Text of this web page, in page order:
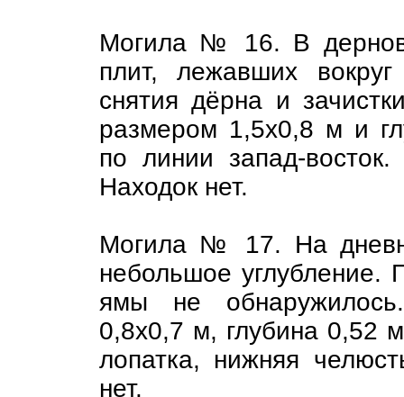
Могила № 16. В
плит, лежавших
снятия дёрна и
размером 1,5х0,8 м и
по линии запад-
Находок нет.
Могила № 17. На
небольшое углубление.
ямы не
0,8х0,7 м, глубина 0,52
лопатка, нижняя
нет.